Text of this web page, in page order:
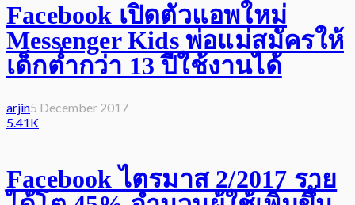
Facebook เปิดตัวแอพใหม่
Messenger Kids พ่อแม่สมัครให้
เด็กต่ำกว่า 13 ปีใช้งานได้
arjin5 December 2017
5.41K
Facebook ไตรมาส 2/2017 ราย